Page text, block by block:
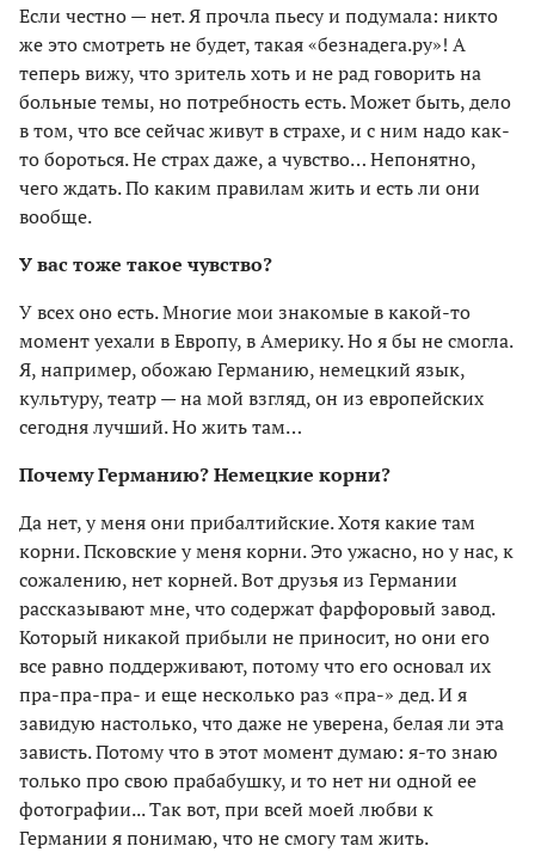
Если честно — нет. Я прочла пьесу и подумала: никто
же это смотреть не будет, такая «безнадега.ру»! А
теперь вижу, что зритель хоть и не рад говорить на
больные темы, но потребность есть. Может быть, дело
в том, что все сейчас живут в страхе, и с ним надо как-
то бороться. Не страх даже, а чувство… Непонятно,
чего ждать. По каким правилам жить и есть ли они
вообще.
У вас тоже такое чувство?
У всех оно есть. Многие мои знакомые в какой-то
момент уехали в Европу, в Америку. Но я бы не смогла.
Я, например, обожаю Германию, немецкий язык,
культуру, театр — на мой взгляд, он из европейских
сегодня лучший. Но жить там…
Почему Германию? Немецкие корни?
Да нет, у меня они прибалтийские. Хотя какие там
корни. Псковские у меня корни. Это ужасно, но у нас, к
сожалению, нет корней. Вот друзья из Германии
рассказывают мне, что содержат фарфоровый завод.
Который никакой прибыли не приносит, но они его
все равно поддерживают, потому что его основал их
пра-пра-пра- и еще несколько раз «пра-» дед. И я
завидую настолько, что даже не уверена, белая ли эта
зависть. Потому что в этот момент думаю: я-то знаю
только про свою прабабушку, и то нет ни одной ее
фотографии... Так вот, при всей моей любви к
Германии я понимаю, что не смогу там жить.